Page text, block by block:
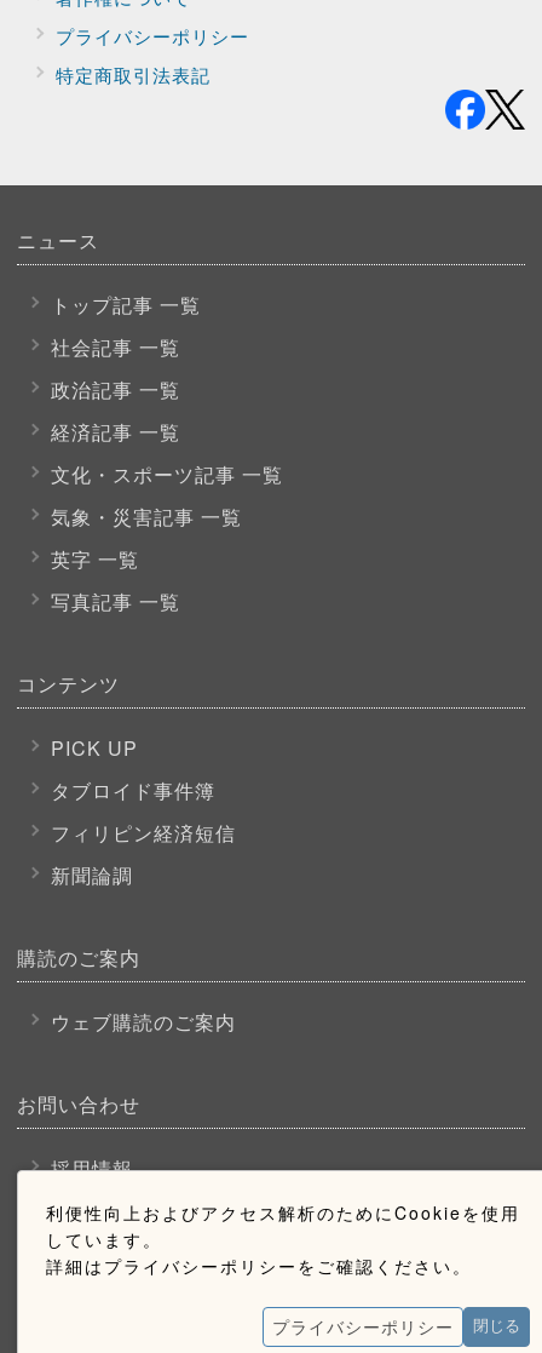
利便性向上およびアクセス解析のためにCookieを使用
しています。
詳細はプライバシーポリシーをご確認ください。
プライバシーポリシー 閉じる
プライバシーポリシー
特定商取引法表記
ニュース
トップ記事 一覧
社会記事 一覧
政治記事 一覧
経済記事 一覧
文化・スポーツ記事 一覧
気象・災害記事 一覧
英字 一覧
写真記事 一覧
コンテンツ
PICK UP
タブロイド事件簿
フィリピン経済短信
新聞論調
購読のご案内
ウェブ購読のご案内
お問い合わせ
採用情報
お問い合わせ
広告掲載のご案内